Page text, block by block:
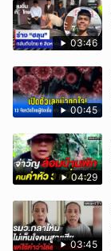
03:46
00:45
04:29
03:45